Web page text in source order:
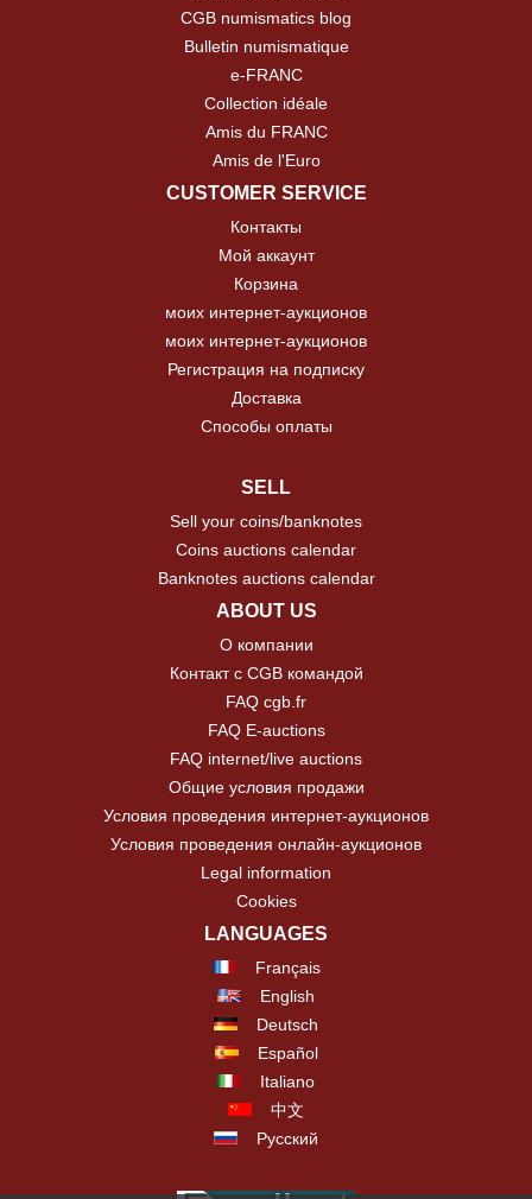
CGB numismatics blog
Bulletin numismatique
e-FRANC
Collection idéale
Amis du FRANC
Amis de l'Euro
CUSTOMER SERVICE
Контакты
Мой аккаунт
Корзина
моих интернет-аукционов
моих интернет-аукционов
Регистрация на подписку
Доставка
Способы оплаты
SELL
Sell your coins/banknotes
Coins auctions calendar
Banknotes auctions calendar
ABOUT US
О компании
Контакт с CGB командой
FAQ cgb.fr
FAQ E-auctions
FAQ internet/live auctions
Общие условия продажи
Условия проведения интернет-аукционов
Условия проведения онлайн-аукционов
Legal information
Cookies
LANGUAGES
Français
English
Deutsch
Español
Italiano
中文
Русский